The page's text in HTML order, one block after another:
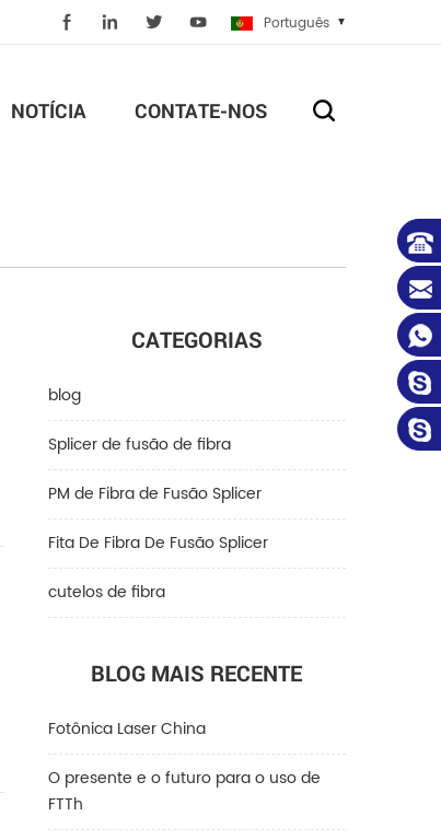
Português
NOTÍCIA CONTATE-NOS
CATEGORIAS
blog
Splicer de fusão de fibra
PM de Fibra de Fusão Splicer
Fita De Fibra De Fusão Splicer
cutelos de fibra
BLOG MAIS RECENTE
Fotônica Laser China
O presente e o futuro para o uso de
FTTh